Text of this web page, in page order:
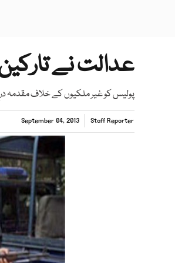
عدالت نے
پولیس کو غیر ملکیوں کے خلاف مقدمہ
Staff Reporter
September 04, 2013